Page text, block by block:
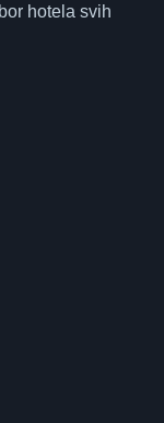
hotela svih